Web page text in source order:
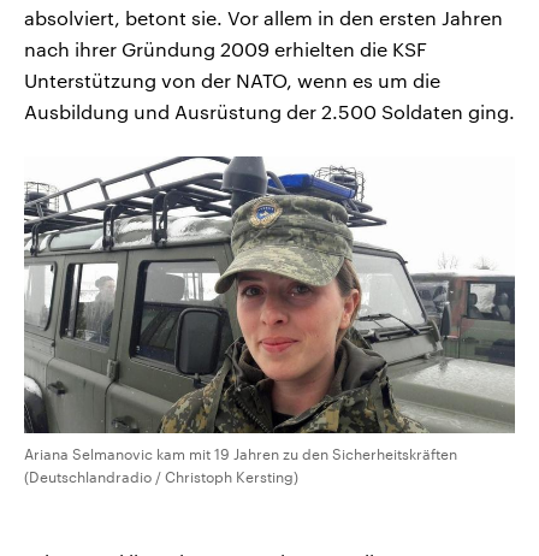
absolviert, betont sie. Vor allem in den ersten Jahren
nach ihrer Gründung 2009 erhielten die KSF
Unterstützung von der NATO, wenn es um die
Ausbildung und Ausrüstung der 2.500 Soldaten ging.
Ariana Selmanovic kam mit 19 Jahren zu den Sicherheitskräften
(Deutschlandradio / Christoph Kersting)